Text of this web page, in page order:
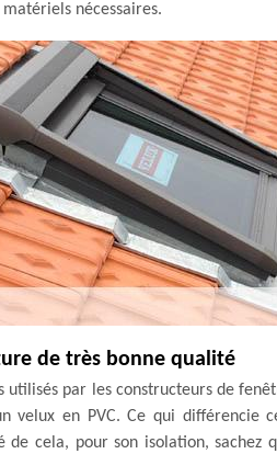
nécessaires.
de très bonne qualité
utilisés par les constructeurs de
velux en PVC. Ce qui différencie
cela, pour son isolation, sachez